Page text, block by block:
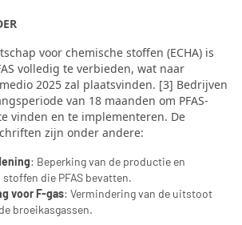
voor chemische stoffen (ECHA) is
volledig te verbieden, wat naar
2025 zal plaatsvinden. [3] Bedrijven
van 18 maanden om PFAS-
vinden en te implementeren. De
zijn onder andere:
: Beperking van de productie en
die PFAS bevatten.
voor F-gas: Vermindering van de uitstoot
broeikasgassen.